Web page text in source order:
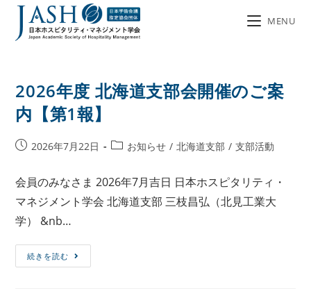
MENU
2026年度 北海道支部会開催のご案
内【第1報】
2026年7月22日 お知らせ / 北海道支部 / 支部活動
会員のみなさま 2026年7月吉日 日本ホスピタリティ・
マネジメント学会 北海道支部 三枝昌弘（北見工業大
学） &nb…
続きを読む